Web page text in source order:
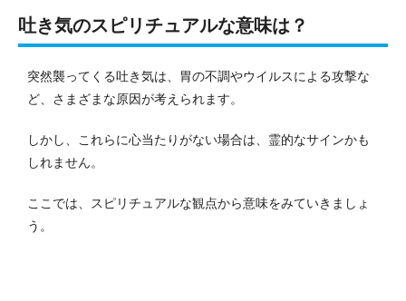
吐き気のスピリチュアルな意味は？
突然襲ってくる吐き気は、胃の不調やウイルスによる攻撃な
ど、さまざまな原因が考えられます。
しかし、これらに心当たりがない場合は、霊的なサインかも
しれません。
ここでは、スピリチュアルな観点から意味をみていきましょ
う。